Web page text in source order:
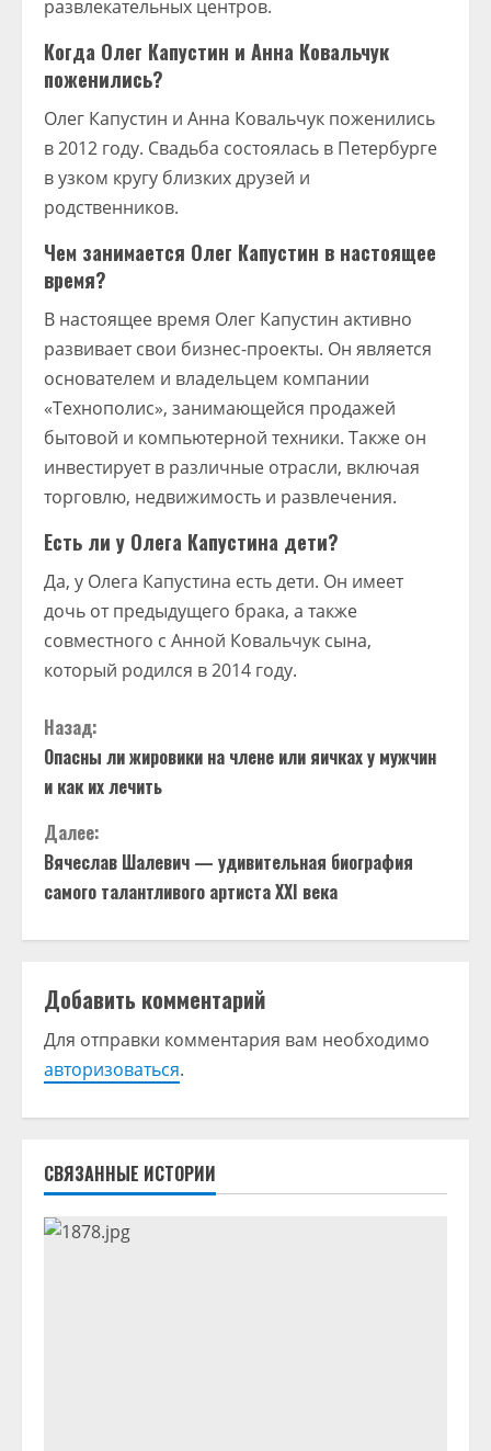
развлекательных центров.
Когда Олег Капустин и Анна Ковальчук
поженились?
Олег Капустин и Анна Ковальчук поженились
в 2012 году. Свадьба состоялась в Петербурге
в узком кругу близких друзей и
родственников.
Чем занимается Олег Капустин в настоящее
время?
В настоящее время Олег Капустин активно
развивает свои бизнес-проекты. Он является
основателем и владельцем компании
«Технополис», занимающейся продажей
бытовой и компьютерной техники. Также он
инвестирует в различные отрасли, включая
торговлю, недвижимость и развлечения.
Есть ли у Олега Капустина дети?
Да, у Олега Капустина есть дети. Он имеет
дочь от предыдущего брака, а также
совместного с Анной Ковальчук сына,
который родился в 2014 году.
П
р
о
д
ж
и
ч
т
Назад:
Опасны ли жировики на члене или яичках у мужчин
и как их лечить
Далее:
Вячеслав Шалевич — удивительная биография
самого талантливого артиста XXI века
Добавить комментарий
Для отправки комментария вам необходимо
авторизоваться.
СВЯЗАННЫЕ ИСТОРИИ